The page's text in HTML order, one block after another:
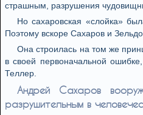
страшным, разрушения
Но сахаровская «слойка»
Поэтому вскоре Сахаров и
Она строилась на том же
в своей первоначальной
Теллер.
Андрей Сахаров
разрушительным в